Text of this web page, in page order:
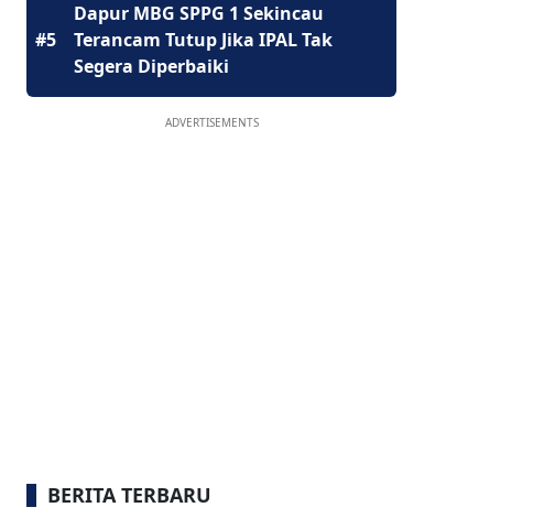
#5
Dapur MBG SPPG 1 Sekincau
Terancam Tutup Jika IPAL Tak
Segera Diperbaiki
ADVERTISEMENTS
BERITA TERBARU